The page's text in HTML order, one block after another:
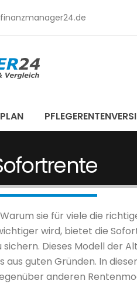
sie für viele die
wird, bietet die
Dieses Modell der
aus guten Gründen. In
anderen